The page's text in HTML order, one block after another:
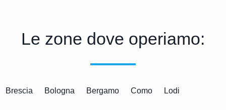
Le zone dove operiamo:
Brescia Bologna Bergamo Como Lodi